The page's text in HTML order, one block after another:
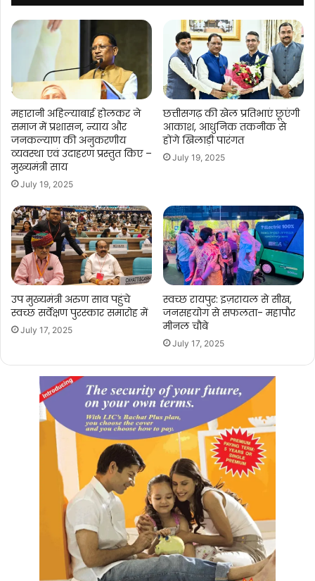
महारानी अहिल्याबाई होलकर ने
समाज में प्रशासन, न्याय और
जनकल्याण की अनुकरणीय
व्यवस्था एवं उदाहरण प्रस्तुत किए –
मुख्यमंत्री साय
July 19, 2025
छत्तीसगढ़ की खेल प्रतिभाएं छूएंगी
आकाश, आधुनिक तकनीक से
होंगे खिलाड़ी पारंगत
July 19, 2025
उप मुख्यमंत्री अरुण साव पहुंचे
स्वच्छ सर्वेक्षण पुरस्कार समारोह में
July 17, 2025
स्वच्छ रायपुर: इज़रायल से सीख,
जनसहयोग से सफलता- महापौर
मीनल चौबे
July 17, 2025